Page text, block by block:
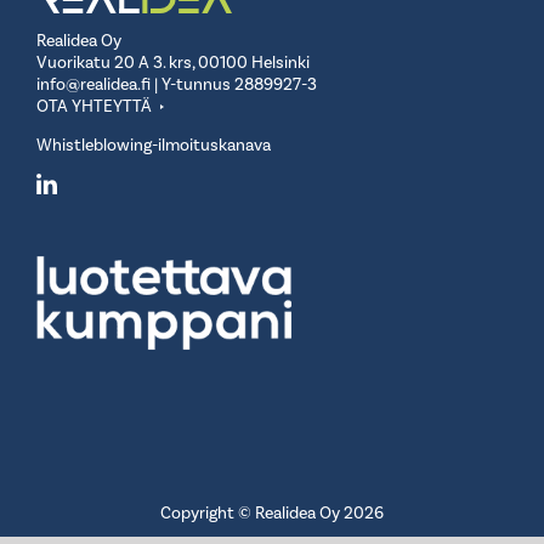
Realidea Oy
Vuorikatu 20 A 3. krs, 00100 Helsinki
info@realidea.fi | Y-tunnus 2889927-3
OTA YHTEYTTÄ
Whistleblowing-ilmoituskanava
Copyright © Realidea Oy 2026